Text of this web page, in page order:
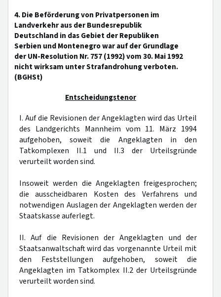
4. Die Beförderung von Privatpersonen im
Landverkehr aus der Bundesrepublik
Deutschland in das Gebiet der Republiken
Serbien und Montenegro war auf der Grundlage
der UN-Resolution Nr. 757 (1992) vom 30. Mai 1992
nicht wirksam unter Strafandrohung verboten.
(BGHSt)
Entscheidungstenor
I. Auf die Revisionen der Angeklagten wird das Urteil
des Landgerichts Mannheim vom 11. März 1994
aufgehoben, soweit die Angeklagten in den
Tatkomplexen II.1 und II.3 der Urteilsgründe
verurteilt worden sind.
Insoweit werden die Angeklagten freigesprochen;
die ausscheidbaren Kosten des Verfahrens und
notwendigen Auslagen der Angeklagten werden der
Staatskasse auferlegt.
II. Auf die Revisionen der Angeklagten und der
Staatsanwaltschaft wird das vorgenannte Urteil mit
den Feststellungen aufgehoben, soweit die
Angeklagten im Tatkomplex II.2 der Urteilsgründe
verurteilt worden sind.